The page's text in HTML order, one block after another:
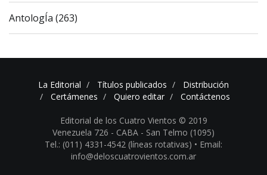
AntologÍa (263)
La Editorial Títulos publicados
Distribución
Certámenes
Quiero editar Contáctenos
Editorial de los Cuatro Vientos © 2019
Venezuela 726 - CABA - San Telmo (1095)
Tel.: (011) 4331-4542 (líneas rotativas) • Email:
info@deloscuatrovientos.com.ar